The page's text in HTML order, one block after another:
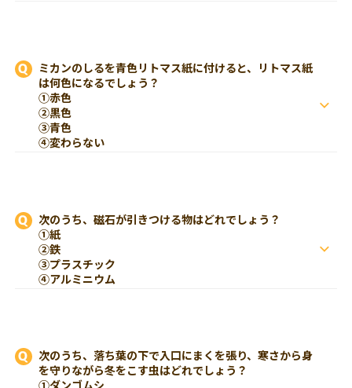
ミカンのしるを青色リトマス紙に付けると、リトマス紙
は何色になるでしょう？
①赤色
②黒色
③青色
④変わらない
次のうち、磁石が引きつける物はどれでしょう？
①紙
②鉄
③プラスチック
④アルミニウム
次のうち、落ち葉の下で入口にまくを張り、寒さから身
を守りながら冬をこす虫はどれでしょう？